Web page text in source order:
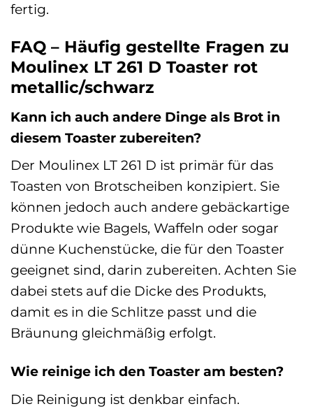
fertig.
FAQ – Häufig gestellte Fragen zu
Moulinex LT 261 D Toaster rot
metallic/schwarz
Kann ich auch andere Dinge als Brot in
diesem Toaster zubereiten?
Der Moulinex LT 261 D ist primär für das
Toasten von Brotscheiben konzipiert. Sie
können jedoch auch andere gebäckartige
Produkte wie Bagels, Waffeln oder sogar
dünne Kuchenstücke, die für den Toaster
geeignet sind, darin zubereiten. Achten Sie
dabei stets auf die Dicke des Produkts,
damit es in die Schlitze passt und die
Bräunung gleichmäßig erfolgt.
Wie reinige ich den Toaster am besten?
Die Reinigung ist denkbar einfach.